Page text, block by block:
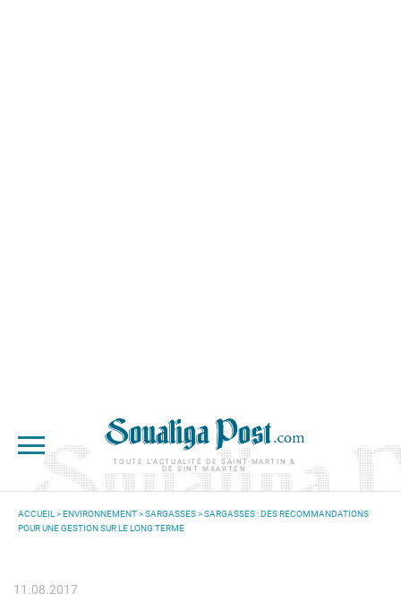
TOUTE L'ACTUALITÉ DE SAINT-MARTIN &
DE SINT MAARTEN
VOUS ÊTES ICI
ACCUEIL >ENVIRONNEMENT>SARGASSES> SARGASSES : DES RECOMMANDATIONS
POUR UNE GESTION SUR LE LONG TERME
11.08.2017